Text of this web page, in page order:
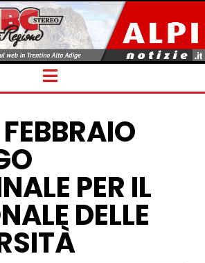
Navigation
FEBBRAIO
PER IL
DELLE